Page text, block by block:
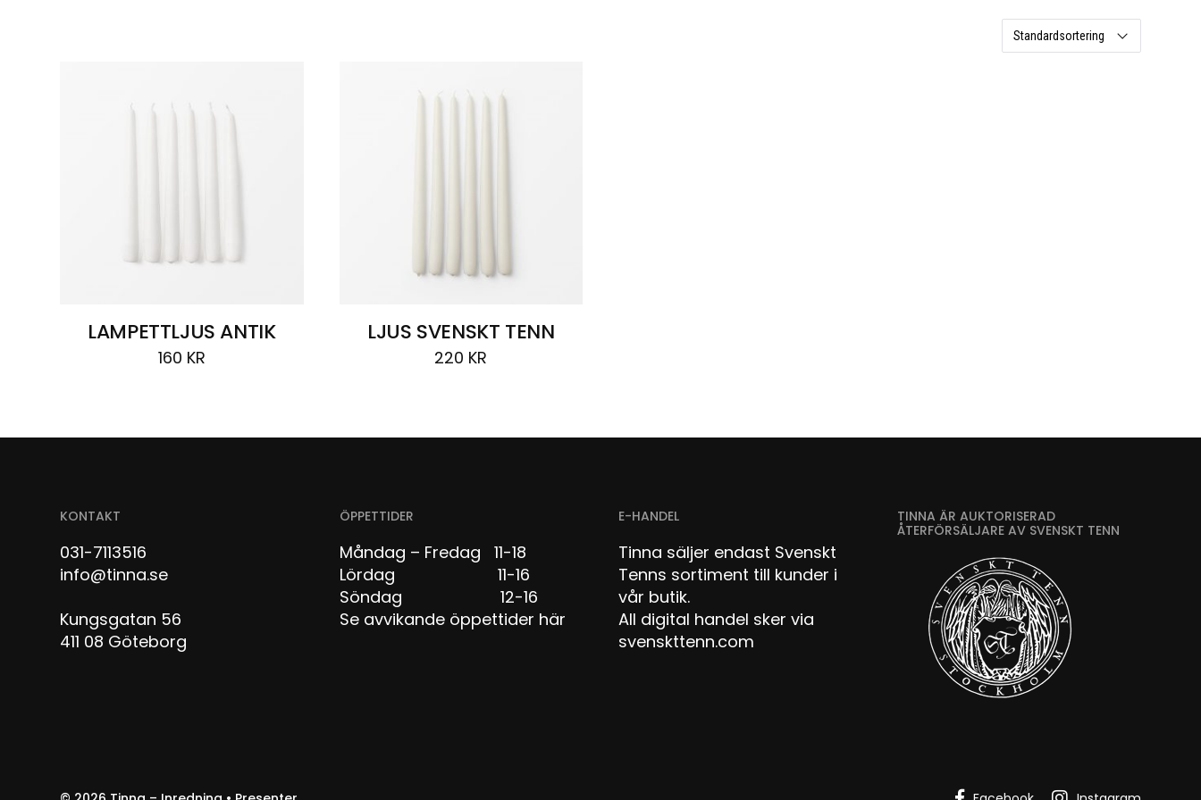
LAMPETTLJUS ANTIK
160 KR
LJUS SVENSKT TENN
220 KR
KONTAKT
031-7113516
info@tinna.se
Kungsgatan 56
411 08 Göteborg
ÖPPETTIDER
Måndag – Fredag 11-18
Lördag 11-16
Söndag 12-16
Se avvikande öppettider här
E-HANDEL
Tinna säljer endast Svenskt
Tenns sortiment till kunder i
vår butik.
All digital handel sker via
svenskttenn.com
TINNA ÄR AUKTORISERAD
ÅTERFÖRSÄLJARE AV SVENSKT TENN